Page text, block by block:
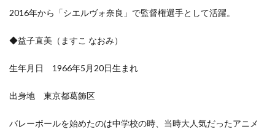
2016年から「シエルヴォ奈良」で監督権選手として活躍。
◆益子直美（ますこ なおみ）
生年月日 1966年5月20日生まれ
出身地 東京都葛飾区
バレーボールを始めたのは中学校の時、当時大人気だったアニメ